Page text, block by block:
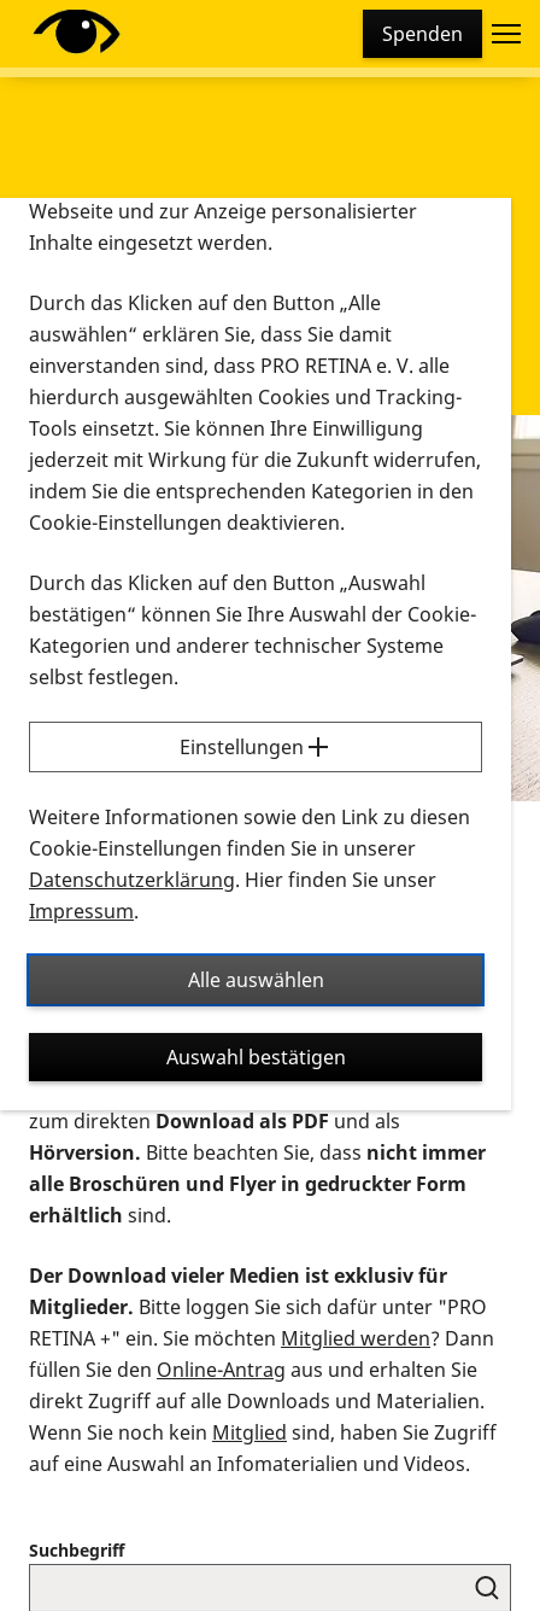
Spenden
Infomaterial
Infomaterial
Vorlesen
Alle Infomaterialien in verschiedenen
Formaten an einem Ort
Sie möchten wissen, wie Sie nach Infonmaterial
suchen und dieses bestellen bzw. herunterladen
können? Schauen Sie sich dieErklärvideos zum
Thema Infomaterial auf der PRO RETINA-Website
für blinde und sehbehinderte Menschen an.
Auf dieser Seite finden Sie sämtliches Infomaterial
Ort. Nutzen Sie den Formatfilter, um ausschließlich
nach Flyern und Broschüren, Audios oder Videos zu
suchen. Die meisten Flyer und Broschüren werden in
verschiedenen Formaten angeboten: zur
postalischen Bestellung als gedruckte Variante
zum direktenDownload als PDFund als
Hörversion. Bitte beachten Sie, dass nicht immer
alle Broschüren und Flyer in gedruckter Form
erhältlich sind.
Der Download vieler Medien ist exklusiv für
Mitglieder. Bitte loggen Sie sich dafür unter "PRO
RETINA +" ein. Sie möchten Mitglied werden? Dann
füllen Sie den Online-Antrag aus und erhalten Sie
direkt Zugriff auf alle Downloads und Materialien.
Wenn Sie noch kein Mitglied sind, haben Sie Zugriff
auf eine Auswahl an Infomaterialien und Videos.
Suchbegriff
Diese Webseite setzt verschiedene Cookies und
Tracking-Tools ein. Dies beinhaltet Cookies und
Webseite und zur Anzeige personalisierter
Inhalte eingesetzt werden.
Durch das Klicken auf den Button „Alle
auswählen“ erklären Sie, dass Sie damit
einverstanden sind, dass PRO RETINA e. V. alle
hierdurch ausgewählten Cookies und Tracking-
Tools einsetzt. Sie können Ihre Einwilligung
jederzeit mit Wirkung für die Zukunft widerrufen,
indem Sie die entsprechenden Kategorien in den
Cookie-Einstellungen deaktivieren.
Durch das Klicken auf den Button „Auswahl
bestätigen“ können Sie Ihre Auswahl der Cookie-
Kategorien und anderer technischer Systeme
selbst festlegen.
Einstellungen
Weitere Informationen sowie den Link zu diesen
Cookie-Einstellungen finden Sie in unserer
Datenschutzerklärung. Hier finden Sie unser
Impressum.
Alle auswählen
Auswahl bestätigen